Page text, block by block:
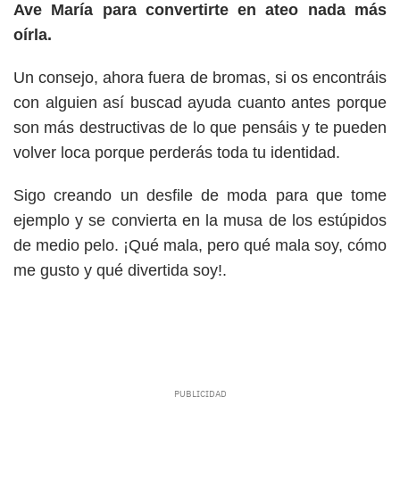
Ave María para convertirte en ateo nada más
oírla.
Un consejo, ahora fuera de bromas, si os encontráis
con alguien así buscad ayuda cuanto antes porque
son más destructivas de lo que pensáis y te pueden
volver loca porque perderás toda tu identidad.
Sigo creando un desfile de moda para que tome
ejemplo y se convierta en la musa de los estúpidos
de medio pelo. ¡Qué mala, pero qué mala soy, cómo
me gusto y qué divertida soy!.